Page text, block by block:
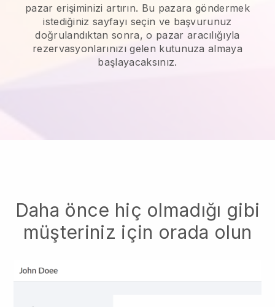
pazar erişiminizi artırın. Bu pazara göndermek
istediğiniz sayfayı seçin ve başvurunuz
doğrulandıktan sonra, o pazar aracılığıyla
rezervasyonlarınızı gelen kutunuza almaya
başlayacaksınız.
Daha önce hiç olmadığı gibi
müşteriniz için orada olun